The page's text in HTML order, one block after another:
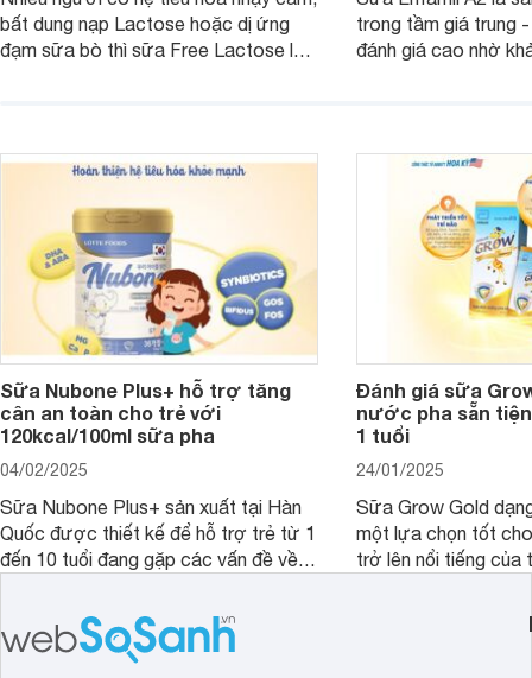
bất dung nạp Lactose hoặc dị ứng
đạm sữa bò thì sữa Free Lactose là
người lớn, giúp giải quyết tình trạng rối
loạn tiêu hóa, hấp thu dễ dàng hơn.
trong tầm giá trung
đánh giá cao nhờ
dưỡng toàn diện
Sữa Nubone Plus+ hỗ trợ tăng
cân an toàn cho trẻ với
120kcal/100ml sữa pha
04/02/2025
Sữa Nubone Plus+ sản xuất tại Hàn
Quốc được thiết kế để hỗ trợ trẻ từ 1
đến 10 tuổi đang gặp các vấn đề về
dinh dưỡng. Sản phẩm đến từ thương
hiệu Lotte đứng số 1 Hàn Quốc, với
mức giá thành ổn phù hợp với người
Đánh giá sữa
nước pha sẵn
1 tuổi
24/01/2025
Sữa Grow Gold
một lựa chọn tốt
trở lên nổi tiếng của
Malaysia. Với thành
đầy đủ và hương vị